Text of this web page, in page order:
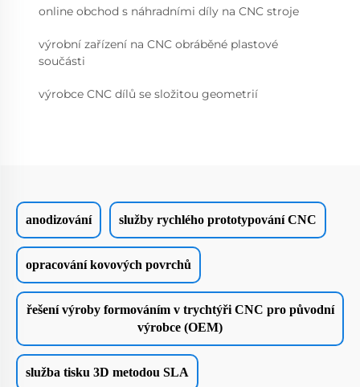
online obchod s náhradními díly na CNC stroje
výrobní zařízení na CNC obráběné plastové
součásti
výrobce CNC dílů se složitou geometrií
anodizování služby rychlého prototypování CNC
opracování kovových povrchů
řešení výroby formováním v trychtýři CNC pro původní
výrobce (OEM)
služba tisku 3D metodou SLA